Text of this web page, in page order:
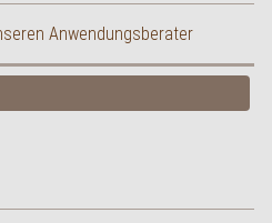
Anwendungsberater